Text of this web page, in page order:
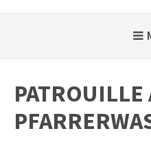
PATROUILLE